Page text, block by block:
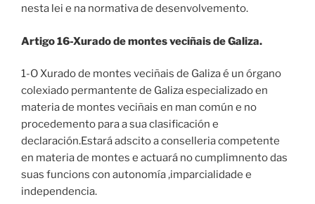
nesta lei e na normativa de desenvolvemento.
Artigo 16-Xurado de montes veciñais de Galiza.
1-O Xurado de montes veciñais de Galiza é un órgano
colexiado permantente de Galiza especializado en
materia de montes veciñais en man común e no
procedemento para a sua clasificación e
declaración.Estará adscito a conselleria competente
en materia de montes e actuará no cumplimnento das
suas funcions con autonomía ,imparcialidade e
independencia.